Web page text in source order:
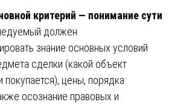
критерий — понимание сути
должен
знание основных условий
сделки (какой объект
покупается), цены, порядка
осознание правовых и